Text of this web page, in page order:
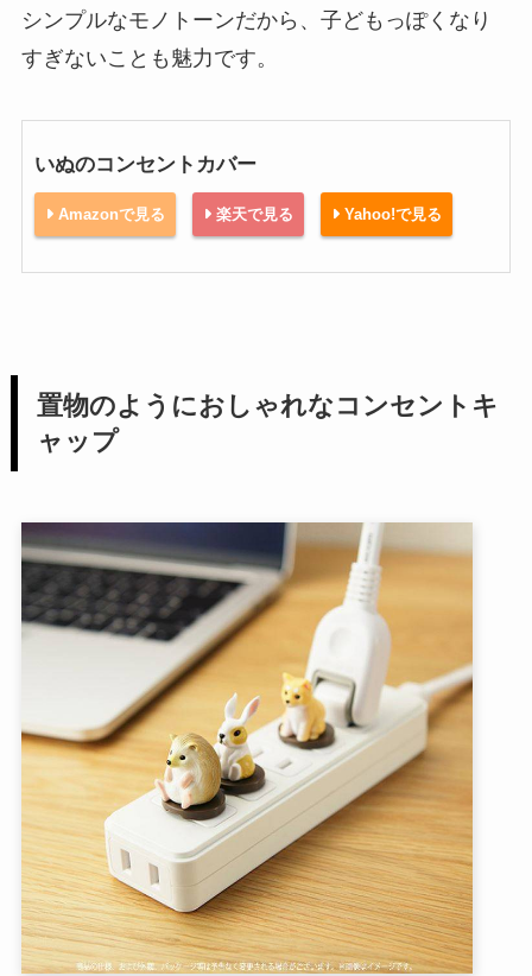
シンプルなモノトーンだから、子どもっぽくなり
すぎないことも魅力です。
いぬのコンセントカバー
Amazonで見る 楽天で見る Yahoo!で見る
置物のようにおしゃれなコンセントキ
ャップ